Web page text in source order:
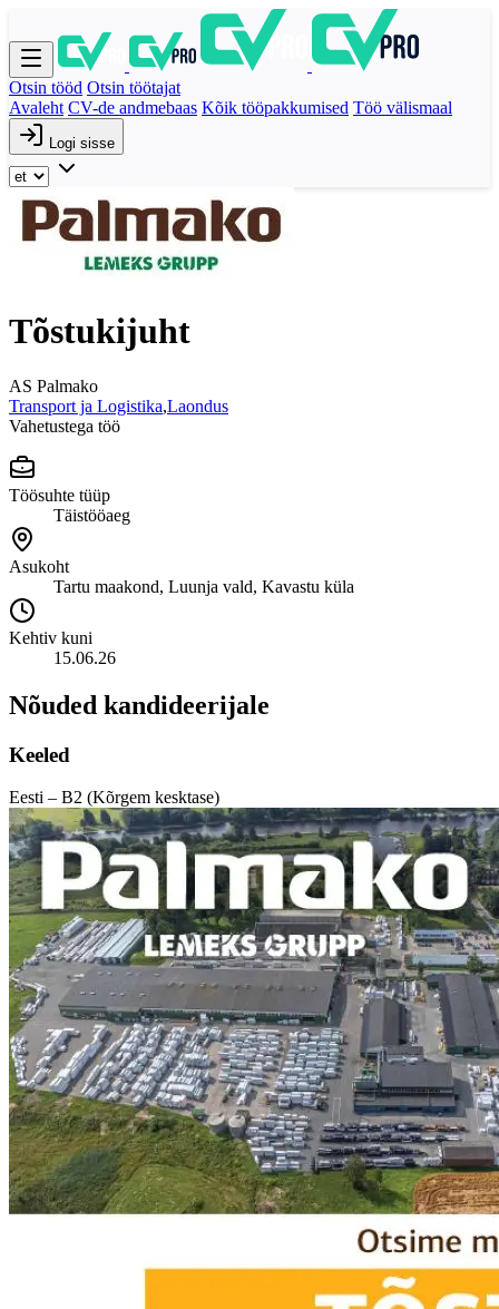
Otsin tööd Otsin töötajat
Avaleht CV-de andmebaas Kõik tööpakkumised Töö välismaal
Logi sisse
Tõstukijuht
AS Palmako
Transport ja Logistika,Laondus
Vahetustega töö
Töösuhte tüüp
Täistööaeg
Asukoht
Tartu maakond, Luunja vald, Kavastu küla
Kehtiv kuni
15.06.26
Nõuded kandideerijale
Keeled
Eesti – B2 (Kõrgem kesktase)